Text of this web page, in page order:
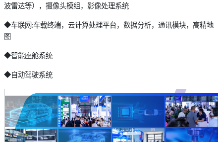
波雷达等），摄像头模组，影像处理系统
◆车联网:车载终端，云计算处理平台，数据分析，通讯模块，高精地
图
◆智能座舱系统
◆自动驾驶系统